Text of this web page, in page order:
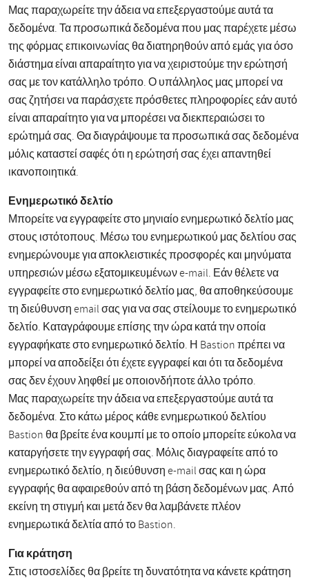
Μας παραχωρείτε την άδεια να επεξεργαστούμε αυτά τα
δεδομένα. Τα προσωπικά δεδομένα που μας παρέχετε μέσω
της φόρμας επικοινωνίας θα διατηρηθούν από εμάς για όσο
διάστημα είναι απαραίτητο για να χειριστούμε την ερώτησή
σας με τον κατάλληλο τρόπο. Ο υπάλληλος μας μπορεί να
σας ζητήσει να παράσχετε πρόσθετες πληροφορίες εάν αυτό
είναι απαραίτητο για να μπορέσει να διεκπεραιώσει το
ερώτημά σας. Θα διαγράψουμε τα προσωπικά σας δεδομένα
μόλις καταστεί σαφές ότι η ερώτησή σας έχει απαντηθεί
ικανοποιητικά.
Ενημερωτικό δελτίο
Μπορείτε να εγγραφείτε στο μηνιαίο ενημερωτικό δελτίο μας
στους ιστότοπους. Μέσω του ενημερωτικού μας δελτίου σας
ενημερώνουμε για αποκλειστικές προσφορές και μηνύματα
υπηρεσιών μέσω εξατομικευμένων e-mail. Εάν θέλετε να
εγγραφείτε στο ενημερωτικό δελτίο μας, θα αποθηκεύσουμε
τη διεύθυνση email σας για να σας στείλουμε το ενημερωτικό
δελτίο. Καταγράφουμε επίσης την ώρα κατά την οποία
εγγραφήκατε στο ενημερωτικό δελτίο. Η Bastion πρέπει να
μπορεί να αποδείξει ότι έχετε εγγραφεί και ότι τα δεδομένα
σας δεν έχουν ληφθεί με οποιονδήποτε άλλο τρόπο.
Μας παραχωρείτε την άδεια να επεξεργαστούμε αυτά τα
δεδομένα. Στο κάτω μέρος κάθε ενημερωτικού δελτίου
Bastion θα βρείτε ένα κουμπί με το οποίο μπορείτε εύκολα να
καταργήσετε την εγγραφή σας. Μόλις διαγραφείτε από το
ενημερωτικό δελτίο, η διεύθυνση e-mail σας και η ώρα
εγγραφής θα αφαιρεθούν από τη βάση δεδομένων μας. Από
εκείνη τη στιγμή και μετά δεν θα λαμβάνετε πλέον
ενημερωτικά δελτία από το Bastion.
Για κράτηση
Στις ιστοσελίδες θα βρείτε τη δυνατότητα να κάνετε κράτηση